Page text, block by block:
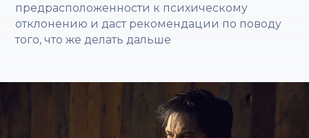
предрасположенности к психическому
отклонению и даст рекомендации по поводу
того, что же делать дальше